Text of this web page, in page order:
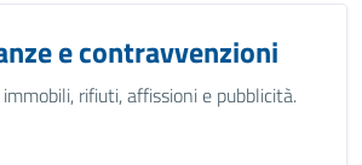
e contravvenzioni
rifiuti, affissioni e pubblicità.